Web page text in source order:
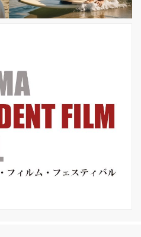
でわかるエミール・クス